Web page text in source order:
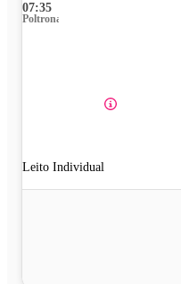
07:35
Poltrona
Leito Individual